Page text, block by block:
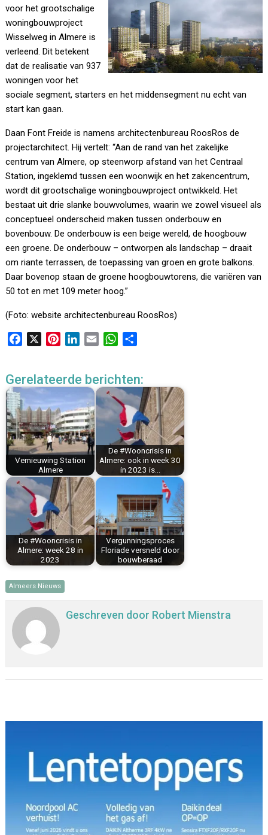
voor het grootschalige
woningbouwproject
Wisselweg in Almere is
verleend. Dit betekent
dat de realisatie van 937
woningen voor het
sociale segment, starters en het middensegment nu echt van
start kan gaan.
Daan Font Freide is namens architectenbureau RoosRos de
projectarchitect. Hij vertelt: “Aan de rand van het zakelijke
centrum van Almere, op steenworp afstand van het Centraal
Station, ingeklemd tussen een woonwijk en het zakencentrum,
wordt dit grootschalige woningbouwproject ontwikkeld. Het
bestaat uit drie slanke bouwvolumes, waarin we zowel visueel als
conceptueel onderscheid maken tussen onderbouw en
bovenbouw. De onderbouw is een beige wereld, de hoogbouw
een groene. De onderbouw – ontworpen als landschap – draait
om riante terrassen, de toepassing van groen en grote balkons.
Daar bovenop staan de groene hoogbouwtorens, die variëren van
50 tot en met 109 meter hoog.”
(Foto: website architectenbureau RoosRos)
e
b
o
o
k
t
r
e
s
t
k
e
d
I
n
i
l
W
t
s
A
p
p
e
n
Gerelateerde berichten:
Vernieuwing Station
Almere
De #Wooncrisis in
Almere: ook in week 30
in 2023 is…
De #Wooncrisis in
Almere: week 28 in
2023
Vergunningsproces
Floriade versneld door
bouwberaad
Almeers Nieuws
Geschreven door Robert Mienstra